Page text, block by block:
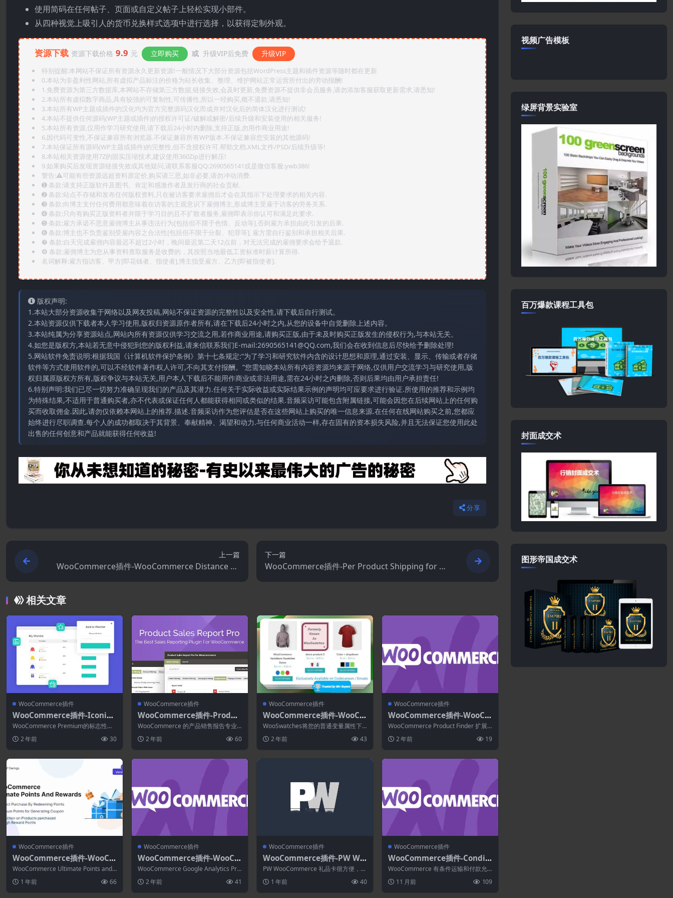
使用简码在任何帖子、页面或自定义帖子上轻松实现小部件。
从四种视觉上吸引人的货币兑换样式选项中进行选择，以获得定制外观。
资源下载 资源下载价格 9.9 元 立即购买 或 升级VIP后免费 升级VIP
特别提醒:本网站不保证所有资源永久更新资源!一般情况下大部分资源包括WordPress主题和插件资源等随时都在更新
0.本站为非盈利性网站,所有虚拟产品标注的价格为站长收集、整理、维护网站正常运营所付出的劳动报酬!
1.免费资源为第三方数据库,本网站不存储第三方数据,链接失效,会及时更新,免费资源不提供非会员服务,请勿添加客服获取更新需求,请悉知!
2.本站所有虚拟数字商品,具有较强的可复制性,可传播性,所以一经购买,概不退款,请悉知!
3.本站所有WP主题或插件的汉化均为官方完整源码汉化而成并对汉化后的简体汉化进行测试!
4.本站不提供任何源码(WP主题或插件)的授权许可证/破解或解密/后续升级和安装使用的相关服务!
5.本站所有资源,仅用作学习研究使用,请下载后24小时内删除,支持正版,勿用作商业用途!
6.因代码可变性,不保证兼容所有浏览器.不保证兼容所有WP版本.不保证兼容您安装的其他源码!
7.本站保证所有源码(WP主题或插件)的完整性,但不含授权许可.帮助文档.XML文件/PSD/后续升级等!
8.本站相关资源使用7Z的固实压缩技术,建议使用360Zip进行解压!
9.如果购买后发现资源链接失效或其他疑问,请联系客服QQ:2690565141或是微信客服:ywb386!
警告:⚠️可能有些资源远超资料原定价,购买请三思,如非必要,请勿冲动消费.
➊️ 条款:请支持正版软件及图书。肯定和感激作者及发行商的社会贡献.
➋️ 条款:站点不存储和发布任何版权资料,只在被访客要求雇佣后才会在其指示下处理要求的相关内容.
➌️ 条款:向博主支付任何费用都意味着在访客的主观意识下雇佣博主,形成博主受雇于访客的劳务关系.
➍️ 条款:只向有购买正版资料者并限于学习目的且不扩散者服务,雇佣即表示你认可和满足此要求.
➎ 条款:雇方承诺不恶意雇佣博主从事违法行为[包括但不限于色情、反动等],否则雇方承担由此引发的后果.
➏️ 条款:博主也不负责鉴别受雇内容之合法性[包括但不限于分裂、犯罪等], 雇方需自行鉴别和承担相关后果.
❼ 条款:白天完成雇佣内容最迟不超过2小时，晚间最迟第二天12点前，对无法完成的雇佣要求会给予退款.
❽ 条款:雇佣博主为您从事资料查取服务是收费的，其按照当地最低工资标准时薪计算所得.
名词解释:雇方指访客、甲方[即花钱者、指使者],博主指受雇方、乙方[即被指使者].
版权声明:
1.本站大部分资源收集于网络以及网友投稿,网站不保证资源的完整性以及安全性,请下载后自行测试。
2.本站资源仅供下载者本人学习使用,版权归资源原作者所有,请在下载后24小时之内,从您的设备中自觉删除上述内容。
3.本站纯属为分享资源站点,网站内所有资源仅供学习交流之用,若作商业用途,请购买正版,由于未及时购买正版发生的侵权行为,与本站无关。
4.如您是版权方,本站若无意中侵犯到您的版权利益,请来信联系我们E-mail:2690565141@QQ.com,我们会在收到信息后尽快给予删除处理!
5.网站软件免责说明:根据我国《计算机软件保护条例》第十七条规定:“为了学习和研究软件内含的设计思想和原理,通过安装、显示、传输或者存储
软件等方式使用软件的,可以不经软件著作权人许可,不向其支付报酬。”您需知晓本站所有内容资源均来源于网络,仅供用户交流学习与研究使用,版
权归属原版权方所有,版权争议与本站无关,用户本人下载后不能用作商业或非法用途,需在24小时之内删除,否则后果均由用户承担责任!
6.特别声明:我们已尽一切努力准确呈现我们的产品及其潜力.任何关于实际收益或实际结果示例的声明均可应要求进行验证.所使用的推荐和示例均
为特殊结果,不适用于普通购买者,亦不代表或保证任何人都能获得相同或类似的结果.音频采访可能包含附属链接,可能会因您在后续网站上的任何购
买而收取佣金.因此,请勿仅依赖本网站上的推荐.描述.音频采访作为您评估是否在这些网站上购买的唯一信息来源.在任何在线网站购买之前,您都应
始终进行尽职调查.每个人的成功都取决于其背景、奉献精神、渴望和动力.与任何商业活动一样,存在固有的资本损失风险,并且无法保证您使用此处
出售的任何创意和产品就能获得任何收益!
分享
上一篇
WooCommerce插件-WooCommerce Distance Ra
te Shipping 1.8.4
下一篇
WooCommerce插件-Per Product Shipping for W
ooCommerce 2.8.3
相关文章
WooCommerce插件
WooCommerce插件-Iconic
Wishlists for WooCommerc
e 1.6.0
WooCommerce Premium的标志性愿
2 年前 30
WooCommerce插件
WooCommerce插件-Produc
t Sales Report Pro for Woo
Commerce 2.2.52
WooCommerce 的产品销售报告专业
2 年前 60
WooCommerce插件
WooCommerce插件-WooCo
mmerce Color or Image Va
riation Swatches 4.0.0
WooSwatches将您的普通变量属性下
择。...2 年前 43
WooCommerce插件
WooCommerce插件-WooCo
mmerce Product Finder 1.
4.1
WooCommerce Product Finder 扩展
2 年前 19
WooCommerce插件
WooCommerce插件-WooCo
mmerce Ultimate Points A
nd Rewards 2.9.0
WooCommerce Ultimate Points and
1 年前 66
WooCommerce插件
WooCommerce插件-WooCo
mmerce Google Analytics
Pro 2.2.0
WooCommerce Google Analytics Pro
2 年前 41
WooCommerce插件
WooCommerce插件-PW Wo
oCommerce Gift Cards 3.35
PW WooCommerce 礼品卡很方便，可
1 年前 40
WooCommerce插件
WooCommerce插件-Conditi
onal Shipping and Paymen
ts for WooCommerce 3.0.3
WooCommerce 有条件运输和付款允
网关...11 月前 109
视频广告模板
绿屏背景实验室
百万爆款课程工具包
封面成交术
图形帝国成交术